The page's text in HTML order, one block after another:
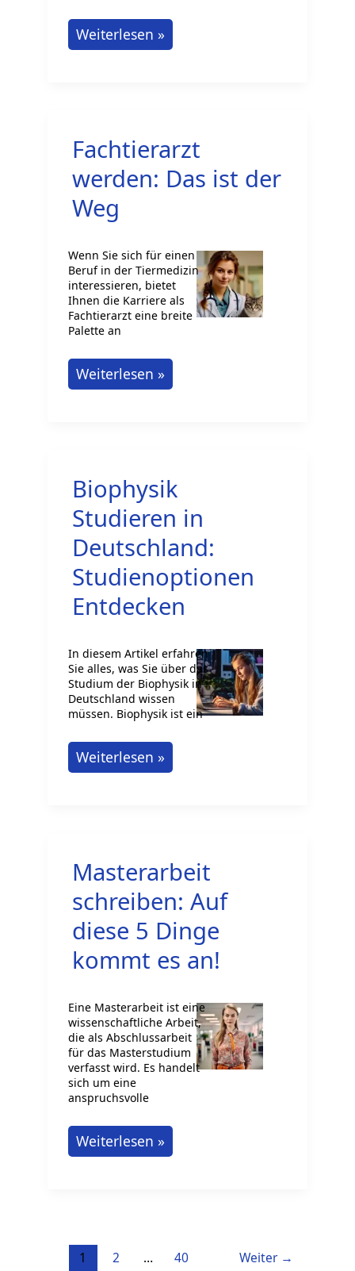
Auslandssemester
in
Weiterlesen »
Fachtierarzt
werden: Das ist der
Weg
Wenn Sie sich für einen
Beruf in der Tiermedizin
interessieren, bietet
Ihnen die Karriere als
Fachtierarzt eine breite
Palette an
Fachtierarzt
werden:
Weg
Weiterlesen »
Biophysik
Studieren in
Deutschland:
Studienoptionen
Entdecken
In diesem Artikel erfahren
Sie alles, was Sie über das
Studium der Biophysik in
Deutschland wissen
müssen. Biophysik ist ein
Biophysik
Entdecken
Weiterlesen »
Masterarbeit
schreiben: Auf
diese 5 Dinge
kommt es an!
Eine Masterarbeit ist eine
wissenschaftliche Arbeit,
die als Abschlussarbeit
für das Masterstudium
verfasst wird. Es handelt
sich um eine
anspruchsvolle
Masterarbeit
Dinge
Weiterlesen »
1 2 … 40 Weiter →